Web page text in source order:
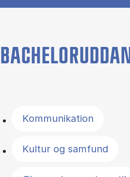
Kommunikation
Kultur og samfund